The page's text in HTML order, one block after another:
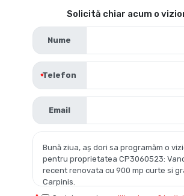
Solicită chiar acum o
Nume
Telefon
Email